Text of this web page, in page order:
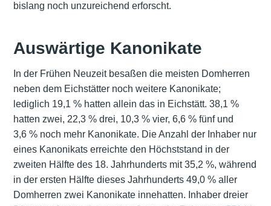
bislang noch unzureichend erforscht.
Auswärtige Kanonikate
In der Frühen Neuzeit besaßen die meisten Domherren
neben dem Eichstätter noch weitere Kanonikate;
lediglich 19,1 % hatten allein das in Eichstätt. 38,1 %
hatten zwei, 22,3 % drei, 10,3 % vier, 6,6 % fünf und
3,6 % noch mehr Kanonikate. Die Anzahl der Inhaber nur
eines Kanonikats erreichte den Höchststand in der
zweiten Hälfte des 18. Jahrhunderts mit 35,2 %, während
in der ersten Hälfte dieses Jahrhunderts 49,0 % aller
Domherren zwei Kanonikate innehatten. Inhaber dreier